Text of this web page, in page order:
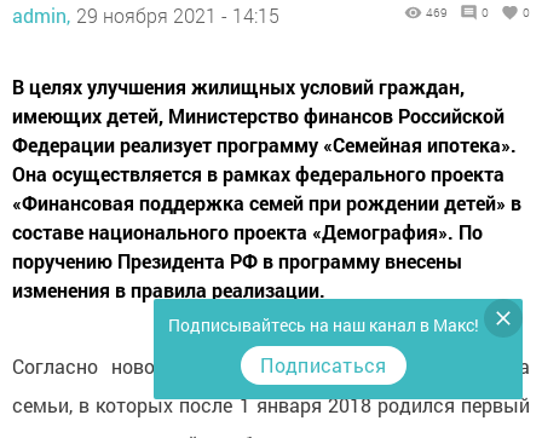
admin, 29 ноября 2021 - 14:15 469 0 0
В целях улучшения жилищных условий граждан,
имеющих детей, Министерство финансов Российской
Федерации реализует программу «Семейная ипотека».
Она осуществляется в рамках федерального проекта
«Финансовая поддержка семей при рождении детей» в
составе национального проекта «Демография». По
поручению Президента РФ в программу внесены
изменения в правила реализации.
Согласно нововведениям, до 31 декабря 2023 года
семьи, в которых после 1 января 2018 родился первый
Подписывайтесь на наш канал в Макс!
Подписаться